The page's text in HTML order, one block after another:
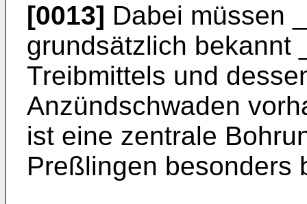
[0013] Dabei müssen
grundsätzlich bekannt
Treibmittels und
Anzündschwaden
ist eine zentrale
Preßlingen besonders